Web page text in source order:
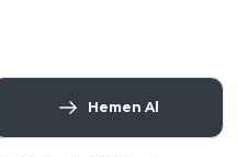
Hemen Al